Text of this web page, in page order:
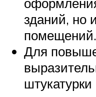
зданий, но
помещений.
Для